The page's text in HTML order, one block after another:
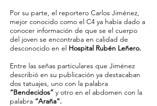
Por su parte, el reportero Carlos Jiménez,
mejor conocido como el C4 ya había dado a
conocer información de que se el cuerpo
del joven se encontraba en calidad de
desconocido en el Hospital Rubén Leñero.
Entre las señas particulares que Jiménez
describió en su publicación ya destacaban
dos tatuajes, uno con la palabra
“Bendecidos” y otro en el abdomen con la
palabra “Araña”.